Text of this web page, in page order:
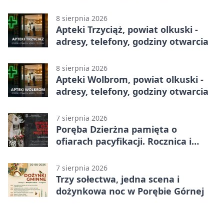
8 sierpnia 2026
Apteki Trzyciąż, powiat olkuski -
adresy, telefony, godziny otwarcia
8 sierpnia 2026
Apteki Wolbrom, powiat olkuski -
adresy, telefony, godziny otwarcia
7 sierpnia 2026
Poręba Dzierżna pamięta o
ofiarach pacyfikacji. Rocznica i
7 sierpnia 2026
Trzy sołectwa, jedna scena i
dożynkowa noc w Porębie Górnej